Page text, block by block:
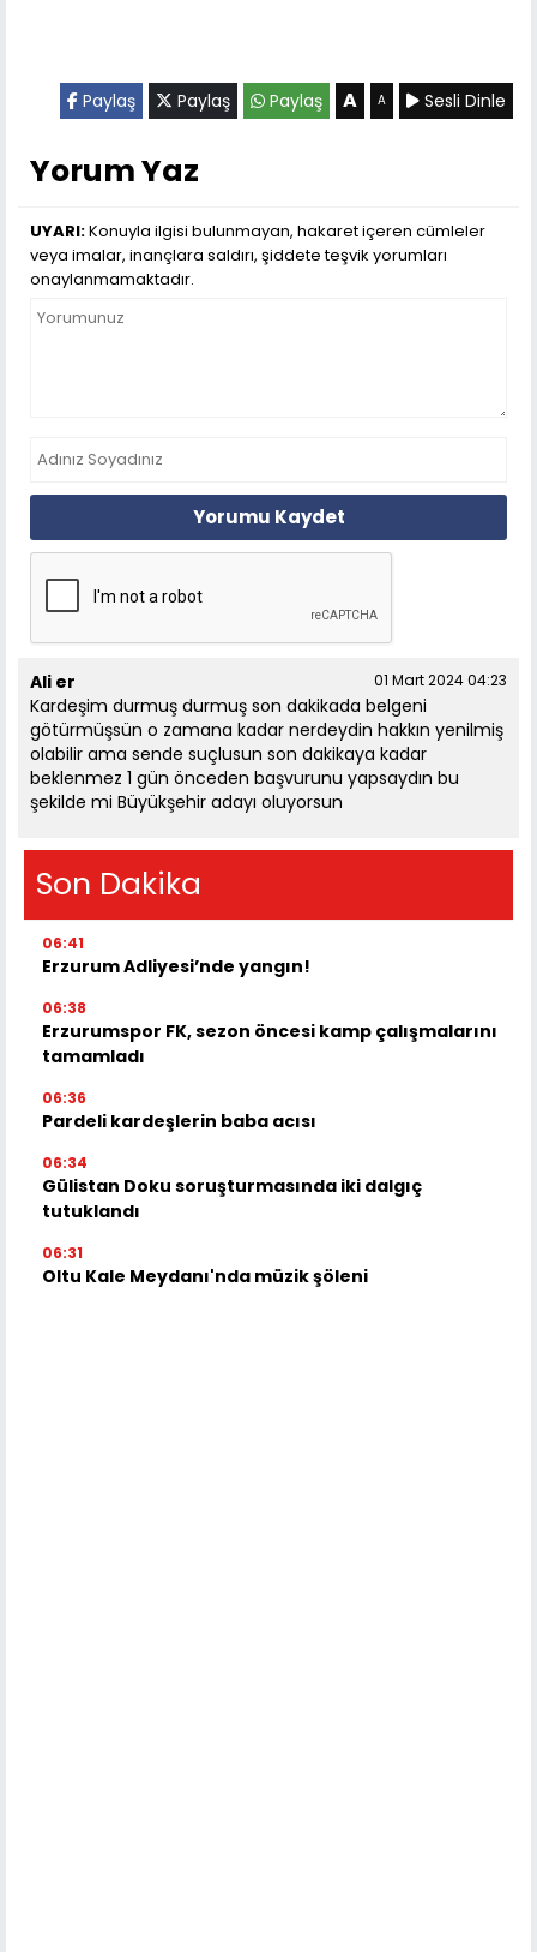
Paylaş Paylaş Paylaş A A Sesli Dinle
Yorum Yaz
UYARI:Konuyla ilgisi bulunmayan, hakaret içeren cümleler
veya imalar, inançlara saldırı, şiddete teşvik yorumları
onaylanmamaktadır.
Yorumu Kaydet
Ali er 01 Mart 2024 04:23
Kardeşim durmuş durmuş son dakikada belgeni
götürmüşsün o zamana kadar nerdeydin hakkın yenilmiş
olabilir ama sende suçlusun son dakikaya kadar
beklenmez 1 gün önceden başvurunu yapsaydın bu
şekilde mi Büyükşehir adayı oluyorsun
Son Dakika
06:41
Erzurum Adliyesi’nde yangın!
06:38
Erzurumspor FK, sezon öncesi kamp çalışmalarını
tamamladı
06:36
Pardeli kardeşlerin baba acısı
06:34
Gülistan Doku soruşturmasında iki dalgıç
tutuklandı
06:31
Oltu Kale Meydanı'nda müzik şöleni